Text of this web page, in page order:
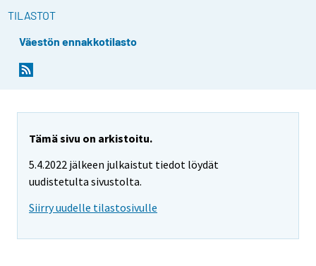
TILASTOT
Väestön ennakkotilasto
Tämä sivu on arkistoitu.
5.4.2022 jälkeen julkaistut tiedot löydät
uudistetulta sivustolta.
Siirry uudelle tilastosivulle